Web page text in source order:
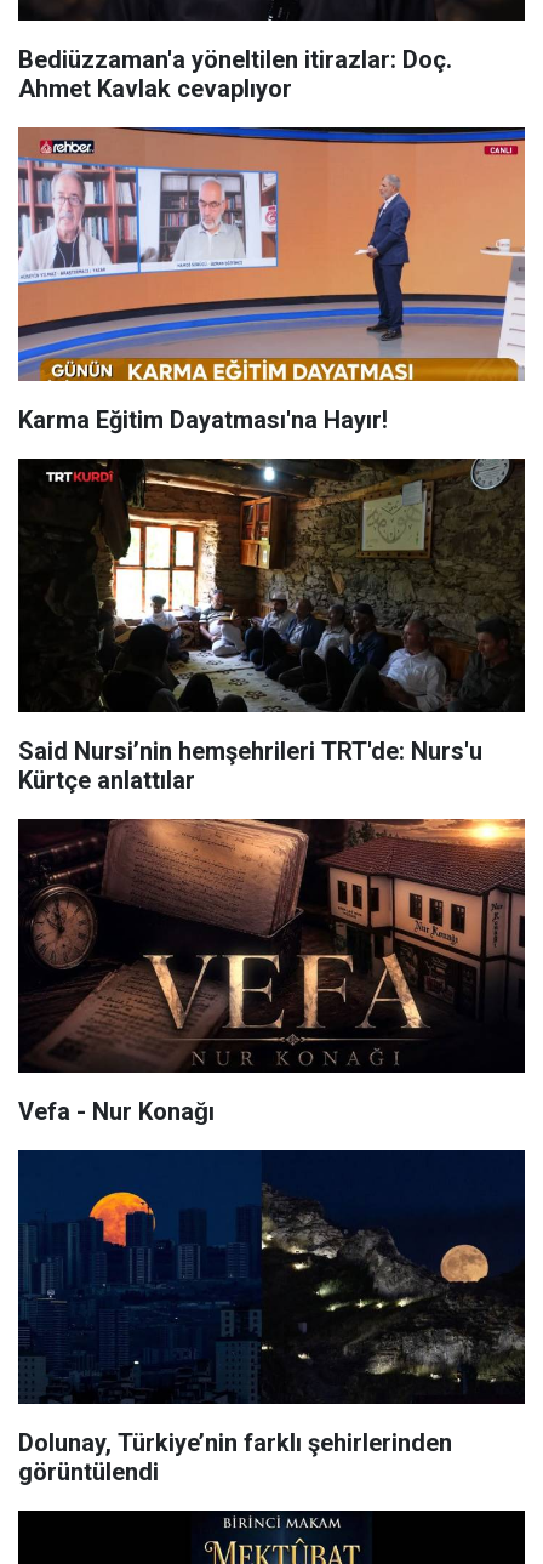
Bediüzzaman'a yöneltilen itirazlar: Doç.
Ahmet Kavlak cevaplıyor
Karma Eğitim Dayatması'na Hayır!
Said Nursi’nin hemşehrileri TRT'de: Nurs'u
Kürtçe anlattılar
Vefa - Nur Konağı
Dolunay, Türkiye’nin farklı şehirlerinden
görüntülendi